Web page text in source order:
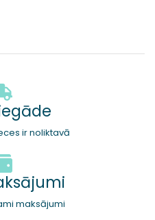
ir noliktavā
maksājumi